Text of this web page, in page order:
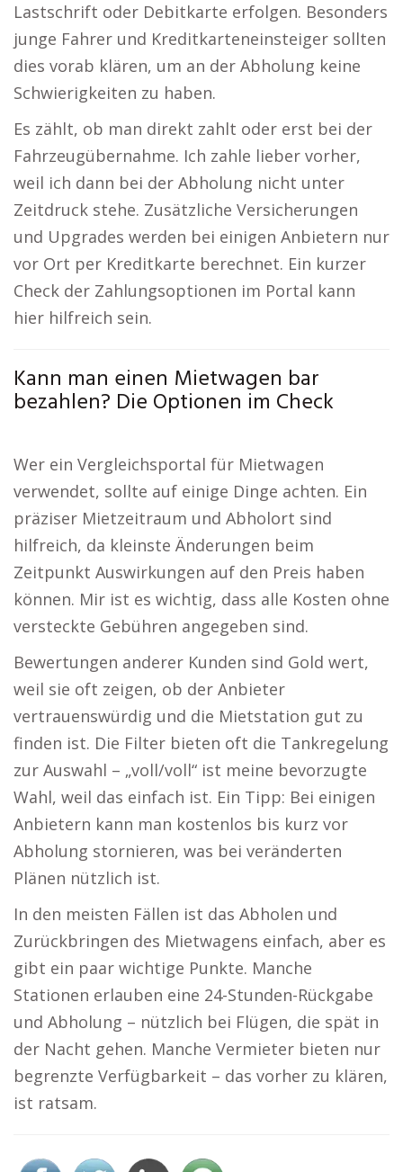
Lastschrift oder Debitkarte erfolgen. Besonders
junge Fahrer und Kreditkarteneinsteiger sollten
dies vorab klären, um an der Abholung keine
Schwierigkeiten zu haben.
Es zählt, ob man direkt zahlt oder erst bei der
Fahrzeugübernahme. Ich zahle lieber vorher,
weil ich dann bei der Abholung nicht unter
Zeitdruck stehe. Zusätzliche Versicherungen
und Upgrades werden bei einigen Anbietern nur
vor Ort per Kreditkarte berechnet. Ein kurzer
Check der Zahlungsoptionen im Portal kann
hier hilfreich sein.
Kann man einen Mietwagen bar
bezahlen? Die Optionen im Check
Wer ein Vergleichsportal für Mietwagen
verwendet, sollte auf einige Dinge achten. Ein
präziser Mietzeitraum und Abholort sind
hilfreich, da kleinste Änderungen beim
Zeitpunkt Auswirkungen auf den Preis haben
können. Mir ist es wichtig, dass alle Kosten ohne
versteckte Gebühren angegeben sind.
Bewertungen anderer Kunden sind Gold wert,
weil sie oft zeigen, ob der Anbieter
vertrauenswürdig und die Mietstation gut zu
finden ist. Die Filter bieten oft die Tankregelung
zur Auswahl – „voll/voll“ ist meine bevorzugte
Wahl, weil das einfach ist. Ein Tipp: Bei einigen
Anbietern kann man kostenlos bis kurz vor
Abholung stornieren, was bei veränderten
Plänen nützlich ist.
In den meisten Fällen ist das Abholen und
Zurückbringen des Mietwagens einfach, aber es
gibt ein paar wichtige Punkte. Manche
Stationen erlauben eine 24-Stunden-Rückgabe
und Abholung – nützlich bei Flügen, die spät in
der Nacht gehen. Manche Vermieter bieten nur
begrenzte Verfügbarkeit – das vorher zu klären,
ist ratsam.